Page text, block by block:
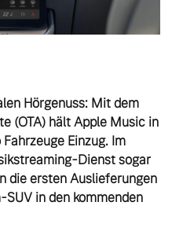
Hörgenuss: Mit dem
(OTA) hält Apple Music in
Einzug. Im
Dienst sogar
die ersten Auslieferungen
in den kommenden